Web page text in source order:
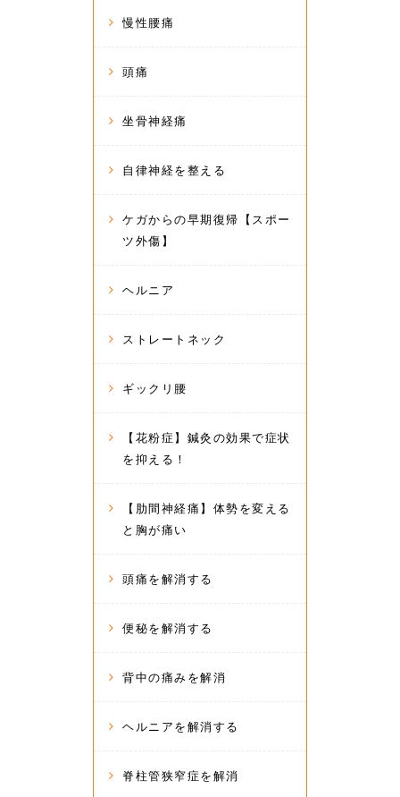
慢性腰痛
頭痛
坐骨神経痛
自律神経を整える
ケガからの早期復帰【スポー
ツ外傷】
ヘルニア
ストレートネック
ギックリ腰
【花粉症】鍼灸の効果で症状
を抑える！
【肋間神経痛】体勢を変える
と胸が痛い
頭痛を解消する
便秘を解消する
背中の痛みを解消
ヘルニアを解消する
脊柱管狭窄症を解消